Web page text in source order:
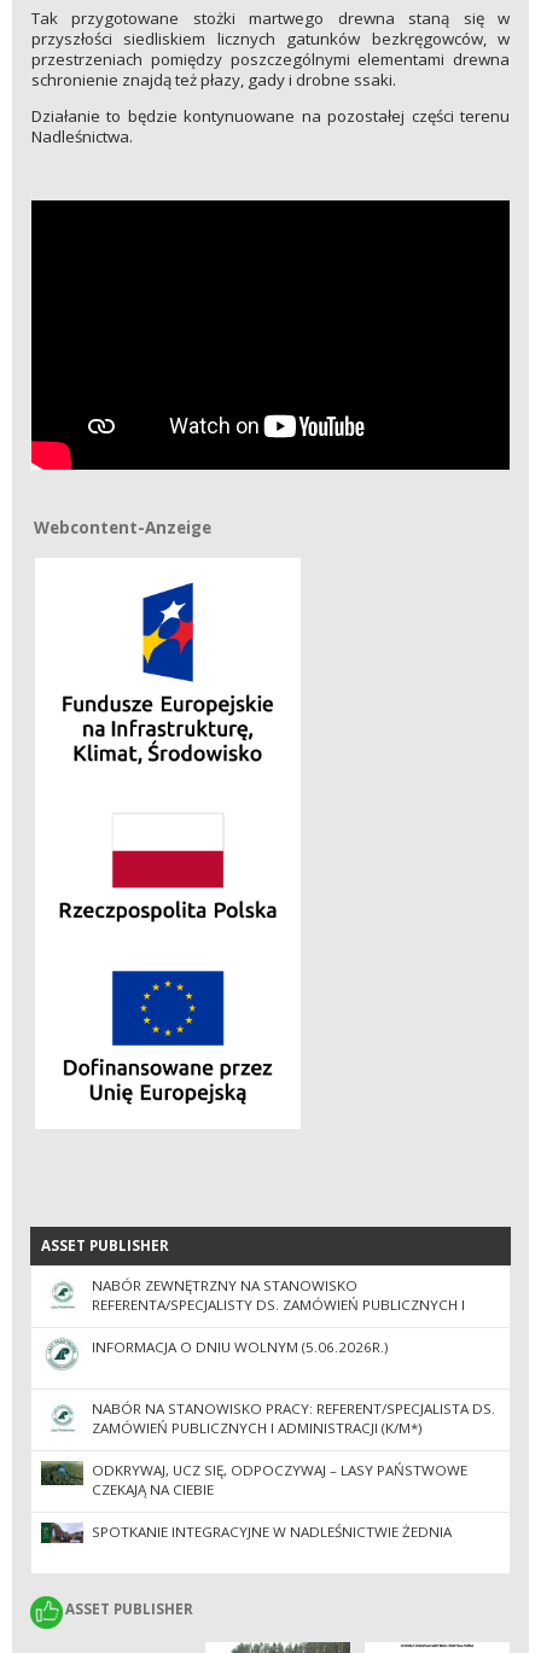
Tak przygotowane stożki martwego drewna staną się w
przyszłości siedliskiem licznych gatunków bezkręgowców, w
przestrzeniach pomiędzy poszczególnymi elementami drewna
schronienie znajdą też płazy, gady i drobne ssaki.
Działanie to będzie kontynuowane na pozostałej części terenu
Nadleśnictwa.
Webcontent-Anzeige
Webcontent-Anzeige
ASSET PUBLISHER
ASSET PUBLISHER
NABÓR ZEWNĘTRZNY NA STANOWISKO
REFERENTA/SPECJALISTY DS. ZAMÓWIEŃ PUBLICZNYCH I
ADMINISTRACJI
INFORMACJA O DNIU WOLNYM (5.06.2026R.)
NABÓR NA STANOWISKO PRACY: REFERENT/SPECJALISTA DS.
ZAMÓWIEŃ PUBLICZNYCH I ADMINISTRACJI (K/M*)
ODKRYWAJ, UCZ SIĘ, ODPOCZYWAJ – LASY PAŃSTWOWE
CZEKAJĄ NA CIEBIE
SPOTKANIE INTEGRACYJNE W NADLEŚNICTWIE ŻEDNIA
ASSET PUBLISHER
ASSET PUBLISHER